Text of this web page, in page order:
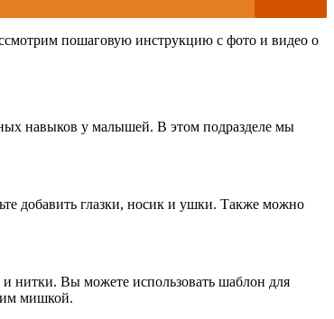
пошаговую инструкцию с фото и видео о
навыков у малышей. В этом подразделе мы
добавить глазки, носик и ушки. Также можно
нитки. Вы можете использовать шаблон для
мишкой.